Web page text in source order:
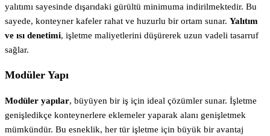
yalıtımı sayesinde dışarıdaki gürültü minimuma indirilmektedir. Bu
sayede, konteyner kafeler rahat ve huzurlu bir ortam sunar. Yalıtım
ve ısı denetimi, işletme maliyetlerini düşürerek uzun vadeli tasarruf
sağlar.
Modüler Yapı
Modüler yapılar, büyüyen bir iş için ideal çözümler sunar. İşletme
genişledikçe konteynerlere eklemeler yaparak alanı genişletmek
mümkündür. Bu esneklik, her tür işletme için büyük bir avantaj